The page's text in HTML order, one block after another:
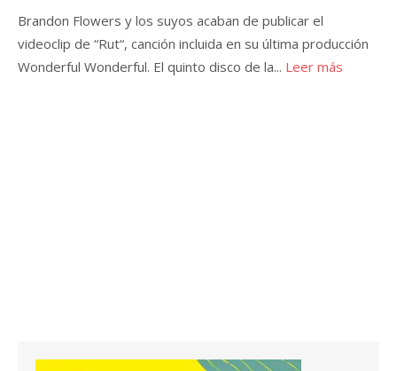
Brandon Flowers y los suyos acaban de publicar el
videoclip de “Rut“, canción incluida en su última producción
Wonderful Wonderful. El quinto disco de la... Leer más